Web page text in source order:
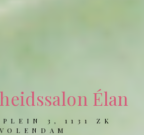
Élan
3, 1131 ZK
VOLENDAM